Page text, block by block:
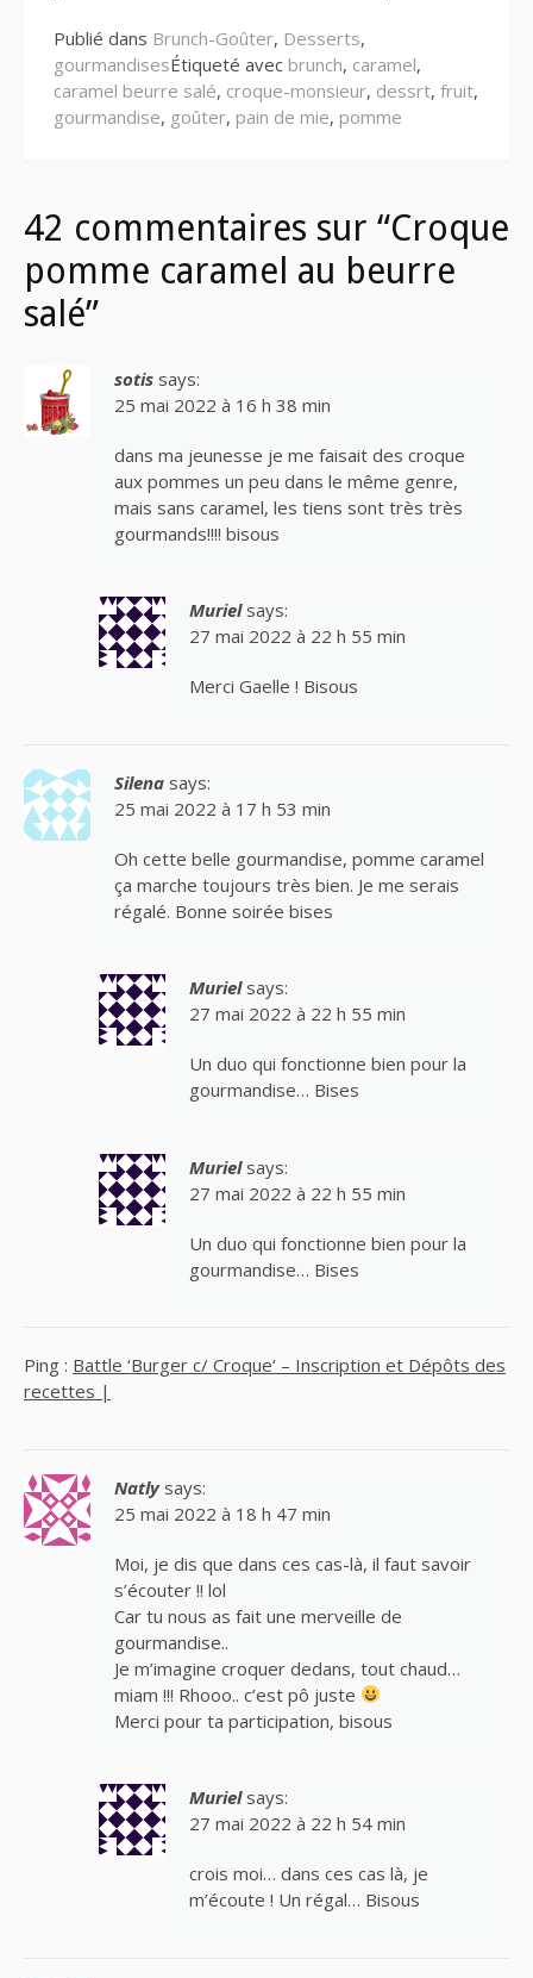
Publié dans Brunch-Goûter, Desserts,
gourmandisesÉtiqueté avec brunch, caramel,
caramel beurre salé, croque-monsieur, dessrt, fruit,
gourmandise, goûter, pain de mie, pomme
42 commentaires sur “Croque
pomme caramel au beurre
salé”
sotis says:
25 mai 2022 à 16 h 38 min
dans ma jeunesse je me faisait des croque
aux pommes un peu dans le même genre,
mais sans caramel, les tiens sont très très
gourmands!!!! bisous
Muriel says:
27 mai 2022 à 22 h 55 min
Merci Gaelle ! Bisous
Silena says:
25 mai 2022 à 17 h 53 min
Oh cette belle gourmandise, pomme caramel
ça marche toujours très bien. Je me serais
régalé. Bonne soirée bises
Muriel says:
27 mai 2022 à 22 h 55 min
Un duo qui fonctionne bien pour la
gourmandise… Bises
Muriel says:
27 mai 2022 à 22 h 55 min
Un duo qui fonctionne bien pour la
gourmandise… Bises
Ping : Battle ‘Burger c/ Croque‘ – Inscription et Dépôts des
recettes |
Natly says:
25 mai 2022 à 18 h 47 min
Moi, je dis que dans ces cas-là, il faut savoir
s’écouter !! lol
Car tu nous as fait une merveille de
gourmandise..
Je m’imagine croquer dedans, tout chaud…
miam !!! Rhooo.. c’est pô juste
Merci pour ta participation, bisous
Muriel says:
27 mai 2022 à 22 h 54 min
crois moi… dans ces cas là, je
m’écoute ! Un régal… Bisous